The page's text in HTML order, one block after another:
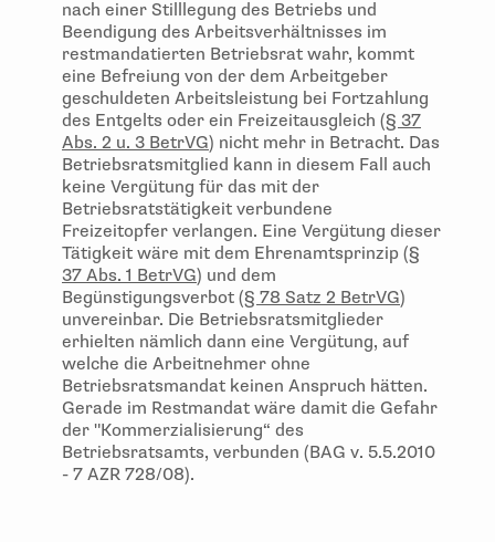
nach einer Stilllegung des Betriebs und
Beendigung des Arbeitsverhältnisses im
restmandatierten Betriebsrat wahr, kommt
eine Befreiung von der dem Arbeitgeber
geschuldeten Arbeitsleistung bei Fortzahlung
des Entgelts oder ein Freizeitausgleich (§ 37
Abs. 2 u. 3 BetrVG) nicht mehr in Betracht. Das
Betriebsratsmitglied kann in diesem Fall auch
keine Vergütung für das mit der
Betriebsratstätigkeit verbundene
Freizeitopfer verlangen. Eine Vergütung dieser
Tätigkeit wäre mit dem Ehrenamtsprinzip (§
37 Abs. 1 BetrVG) und dem
Begünstigungsverbot (§ 78 Satz 2 BetrVG)
unvereinbar. Die Betriebsratsmitglieder
erhielten nämlich dann eine Vergütung, auf
welche die Arbeitnehmer ohne
Betriebsratsmandat keinen Anspruch hätten.
Gerade im Restmandat wäre damit die Gefahr
der "Kommerzialisierung“ des
Betriebsratsamts, verbunden (BAG v. 5.5.2010
- 7 AZR 728/08).